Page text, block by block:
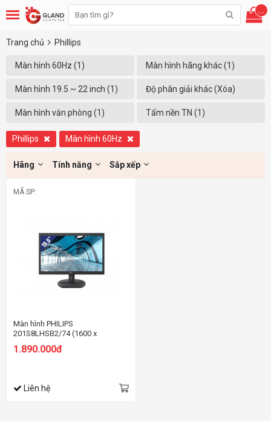
...
Trang chủ Phillips
Màn hình 60Hz (1) Màn hình hãng khác (1)
Màn hình 19.5 ~ 22 inch (1) Độ phân giải khác (Xóa)
Màn hình văn phòng (1) Tấm nền TN (1)
Phillips Màn hình 60Hz
Hãng Tính năng Sắp xếp
MÃ SP:
Màn hình PHILIPS
201S8LHSB2/74 (1600 x
1.890.000đ
Liên hệ